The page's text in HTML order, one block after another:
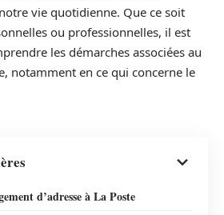
vie quotidienne. Que ce soit
ou professionnelles, il est
les démarches associées au
notamment en ce qui concerne le
d’adresse à La Poste